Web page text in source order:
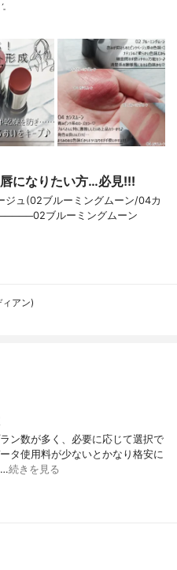
になりたい方…必見!!!
ジュ(02ブルーミングムーン/04カ
ブルーミングムーン
アン)
ン数が多く、必要に応じて選択で
タ使用料が少ないとかなり格安に
…続きを見る